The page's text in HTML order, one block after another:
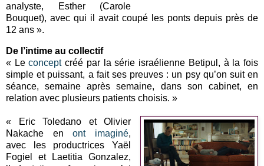
analyste, Esther (Carole
Bouquet), avec qui il avait coupé les ponts depuis près de
12 ans ».
De l’intime au collectif
« Leconceptcréé par la série israélienne Betipul, à la fois
simple et puissant, a fait ses preuves : un psy qu’on suit en
séance, semaine après semaine, dans son cabinet, en
relation avec plusieurs patients choisis. »
« Eric Toledano et Olivier
Nakache enont imaginé,
avec les productrices Yaël
Fogiel et Laetitia Gonzalez,